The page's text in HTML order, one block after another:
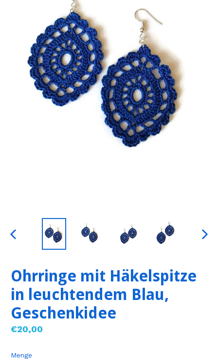
VORHERIGER
Ohrringe mit Häkelspitze
in leuchtendem Blau,
Geschenkidee
Normaler
€20,00
Menge